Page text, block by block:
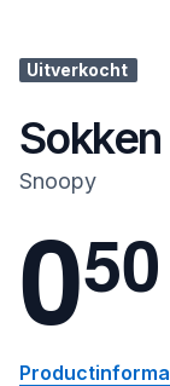
Uitverkocht
Snoopy
050